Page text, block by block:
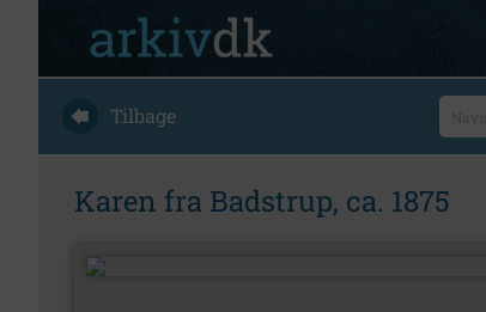
Tilbage
Karen fra Badstrup, ca. 1875